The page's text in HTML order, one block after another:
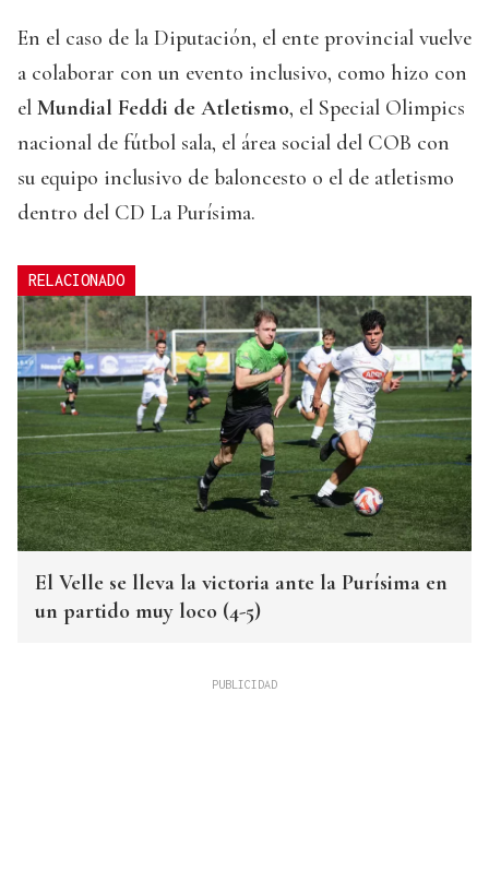
En el caso de la Diputación, el ente provincial vuelve
a colaborar con un evento inclusivo, como hizo con
el Mundial Feddi de Atletismo, el Special Olimpics
nacional de fútbol sala, el área social del COB con
su equipo inclusivo de baloncesto o el de atletismo
dentro del CD La Purísima.
RELACIONADO
El Velle se lleva la victoria ante la Purísima en
un partido muy loco (4-5)